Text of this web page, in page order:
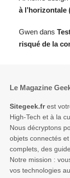
à l’horizontale
Gwen dans
risqué de la
Le Magazine
Sitegeek.frest
High-Tech et à la
Nous décryptons
objets connectés
complets, des
Notre mission :
vos technologies